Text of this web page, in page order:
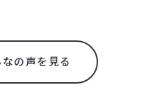
の声を見る